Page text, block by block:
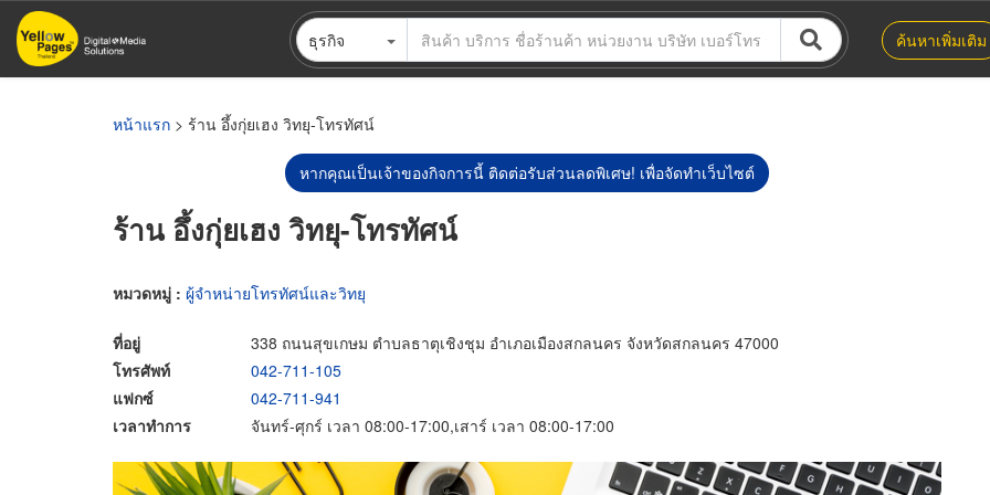
ข้าม
ไป
ธุรกิจ ค้นหาเพิ่มเติม
หน้าแรก > ร้าน อึ้งกุ่ยเฮง วิทยุ-โทรทัศน์
หากคุณเป็นเจ้าของกิจการนี้ ติดต่อรับส่วนลดพิเศษ! เพื่อจัดทำเว็บไซต์
ร้าน อึ้งกุ่ยเฮง วิทยุ-โทรทัศน์
หมวดหมู่ : ผู้จำหน่ายโทรทัศน์และวิทยุ
ที่อยู่
338 ถนนสุขเกษม ตำบลธาตุเชิงชุม อำเภอเมืองสกลนคร จังหวัดสกลนคร 47000
โทรศัพท์
042-711-105
แฟกซ์
042-711-941
เวลาทำการ
จันทร์-ศุกร์ เวลา 08:00-17:00,เสาร์ เวลา 08:00-17:00